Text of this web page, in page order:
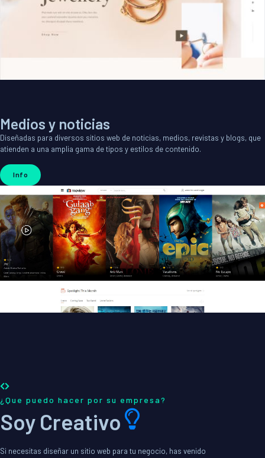
Medios y noticias
Diseñadas para diversos sitios web de noticias, medios, revistas y blogs, que
atienden a una amplia gama de tipos y estilos de contenido.
Info
¿Que puedo hacer por su empresa?
Soy Creativo
Si necesitas diseñar un sitio web para tu negocio, has venido